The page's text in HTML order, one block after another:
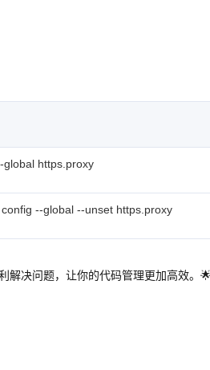
global https.proxy
--global --unset https.proxy
解决问题，让你的代码管理更加高效。